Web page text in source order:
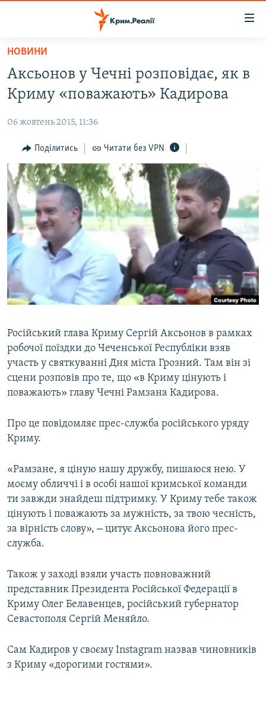
Перейти
основного
матеріалу
Перейти
до
навігації
Перейти
до
пошуку
ВІДЕО ТА ФОТО
ПОЛІТИКА
БЛОГИ
ПОГЛЯД
ІНТЕРВ'Ю
ВСЕ ЗА ДЕНЬ
СПЕЦПРОЕКТИ
ДЕПОРТАЦІЯ
ВІДЕОУРОКИ «ELIFBE»
СВІДЧЕННЯ ОКУПАЦІЇ
ІНФОГРАФІКА
ЯК ОБІЙТИ БЛОКУВАННЯ
Русский
Qırımtatar
ДОЛУЧАЙСЯ!
Усі сайти RFE/RL
НОВИНИ
Аксьонов у Чечні розповідає, як в
Криму «поважають» Кадирова
06 жовтень 2015, 11:36
Поділитись Читати без VPN
Російський глава Криму Сергій Аксьонов в рамках
робочої поїздки до Чеченської Республіки взяв
участь у святкуванні Дня міста Грозний. Там він зі
сцени розповів про те, що «в Криму цінують і
поважають» главу Чечні Рамзана Кадирова.
Про це повідомляє прес-служба російського уряду
Криму.
«Рамзане, я ціную нашу дружбу, пишаюся нею. У
моєму обличчі і в особі нашої кримської команди
ти завжди знайдеш підтримку. У Криму тебе також
цінують і поважають за мужність, за твою чесність,
за вірність слову», – цитує Аксьонова його прес-
служба.
Також у заході взяли участь повноважний
представник Президента Російської Федерації в
Криму Олег Белавенцев, російський губернатор
Севастополя Сергій Меняйло.
Сам Кадиров у своєму Instagram назвав чиновників
з Криму «дорогими гостями».